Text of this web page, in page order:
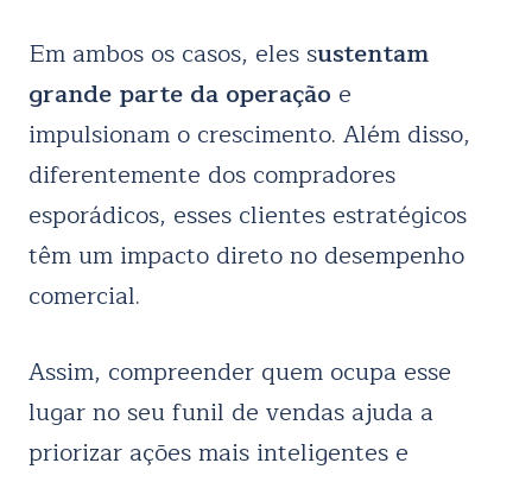
Em ambos os casos, eles sustentam
grande parte da operação e
impulsionam o crescimento. Além disso,
diferentemente dos compradores
esporádicos, esses clientes estratégicos
têm um impacto direto no desempenho
comercial.
Assim, compreender quem ocupa esse
lugar no seu funil de vendas ajuda a
priorizar ações mais inteligentes e